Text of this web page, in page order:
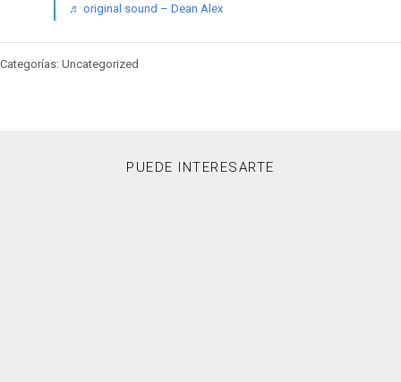
♬ original sound – Dean Alex
Categorías: Uncategorized
PUEDE INTERESARTE